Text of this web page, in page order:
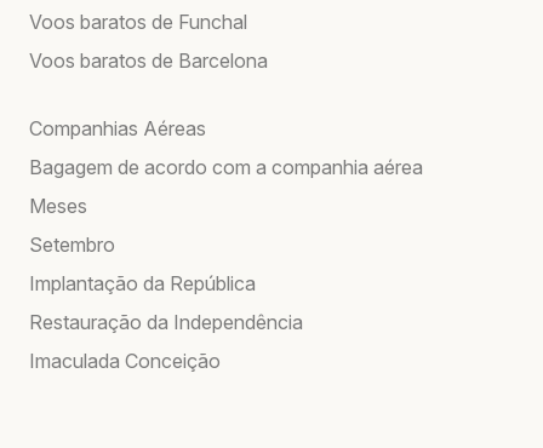
Voos baratos de Funchal
Voos baratos de Barcelona
Companhias Aéreas
Bagagem de acordo com a companhia aérea
Meses
Setembro
Implantação da República
Restauração da Independência
Imaculada Conceição